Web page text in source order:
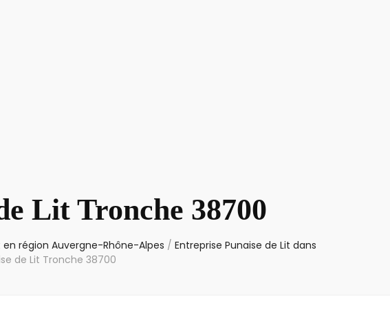
Lit Tronche 38700
en région Auvergne-Rhône-Alpes / Entreprise Punaise de Lit dans
de Lit Tronche 38700